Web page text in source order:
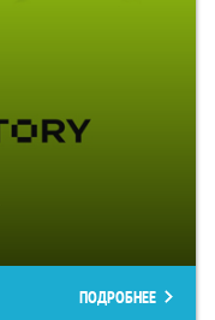
ПОДРОБНЕЕ